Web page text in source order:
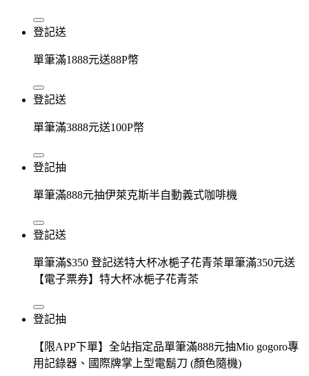
登記送
單筆滿1888元送88P幣
登記送
單筆滿3888元送100P幣
登記抽
單筆滿888元抽伊萊克斯半自動義式咖啡機
登記送
單筆滿$350 登記送特大杯冰梔子花青茶單筆滿350元送
【電子票券】特大杯冰梔子花青茶
登記抽
【限APP下單】全站指定品單筆滿888元抽Mio gogoro專
用記錄器、國際牌掌上型電鬍刀 (顏色隨機)